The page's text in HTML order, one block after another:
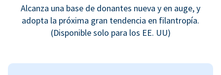
Alcanza una base de donantes nueva y en auge, y
adopta la próxima gran tendencia en filantropía.
(Disponible solo para los EE. UU)